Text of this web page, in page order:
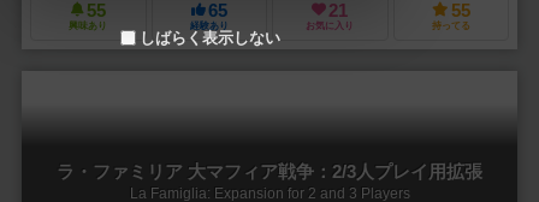
55
興味あり
65
経験あり
21
お気に入り
55
持ってる
ラ・ファミリア 大マフィア戦争：2/3人プレイ用拡張
La Famiglia: Expansion for 2 and 3 Players
しばらく表示しない